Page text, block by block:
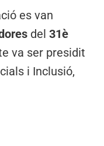
es van
del 31è
va ser presidit
i Inclusió,